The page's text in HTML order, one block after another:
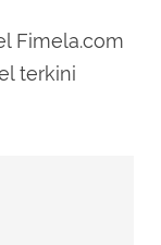
Fimela.com
terkini